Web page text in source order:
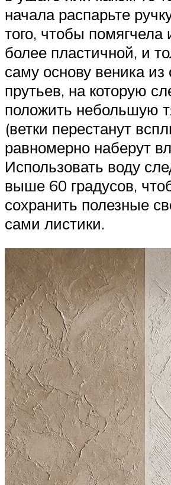
начала распарьте
того, чтобы помягчела
более пластичной, и
саму основу веника из
прутьев, на которую
положить небольшую
(ветки перестанут
равномерно наберут
Использовать воду
выше 60 градусов,
сохранить полезные
сами листики.